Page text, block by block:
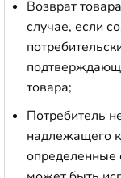
Возврат
случае, если
товара;
Потребитель
надлежащего
определенные